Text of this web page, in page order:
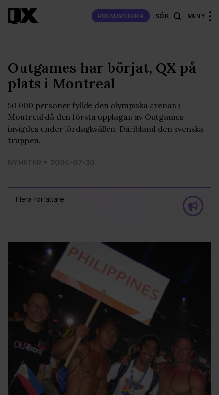
PRENUMERERA SÖK MENY
Flera författare
Outgames har börjat, QX på
plats i Montreal
50 000 personer fyllde den olympiska arenan i
Montreal då den första upplagan av Outgames
invigdes under lördagkvällen. Däribland den svenska
truppen.
NYHETER 2006-07-30